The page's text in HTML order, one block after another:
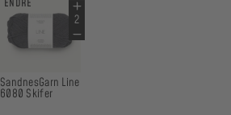
SandnesGarn Line
6080 Skifer